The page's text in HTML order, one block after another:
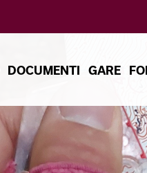
DOCUMENTI GARE